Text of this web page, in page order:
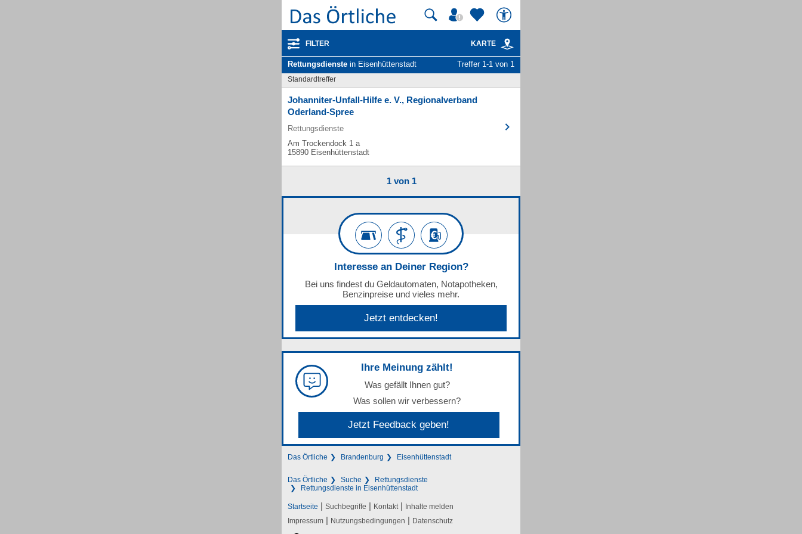
FILTER KARTE
Rettungsdienste in Eisenhüttenstadt Treffer 1-1 von 1
Standardtreffer
Johanniter-Unfall-Hilfe e. V., Regionalverband
Oderland-Spree
Rettungsdienste
Am Trockendock 1 a
15890 Eisenhüttenstadt
1 von 1
Interesse an Deiner Region?
Bei uns findest du Geldautomaten, Notapotheken,
Benzinpreise und vieles mehr.
Jetzt entdecken!
Ihre Meinung zählt!
Was gefällt Ihnen gut?
Was sollen wir verbessern?
Jetzt Feedback geben!
Das Örtliche Brandenburg Eisenhüttenstadt
Das Örtliche Suche
Rettungsdienste
Rettungsdienste in Eisenhüttenstadt
Startseite | Suchbegriffe | Kontakt | Inhalte melden
Impressum | Nutzungsbedingungen | Datenschutz